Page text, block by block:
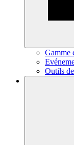
Gamme
Outils